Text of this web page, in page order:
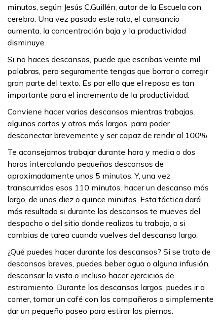
minutos, según Jesús C.Guillén, autor de la Escuela con
cerebro. Una vez pasado este rato, el cansancio
aumenta, la concentración baja y la productividad
disminuye.
Si no haces descansos, puede que escribas veinte mil
palabras, pero seguramente tengas que borrar o corregir
gran parte del texto. Es por ello que el reposo es tan
importante para el incremento de la productividad.
Conviene hacer varios descansos mientras trabajas,
algunos cortos y otros más largos, para poder
desconectar brevemente y ser capaz de rendir al 100%.
Te aconsejamos trabajar durante hora y media o dos
horas intercalando pequeños descansos de
aproximadamente unos 5 minutos. Y, una vez
transcurridos esos 110 minutos, hacer un descanso más
largo, de unos diez o quince minutos. Esta táctica dará
más resultado si durante los descansos te mueves del
despacho o del sitio donde realizas tu trabajo, o si
cambias de tarea cuando vuelves del descanso largo.
¿Qué puedes hacer durante los descansos? Si se trata de
descansos breves, puedes beber agua o alguna infusión,
descansar la vista o incluso hacer ejercicios de
estiramiento. Durante los descansos largos, puedes ir a
comer, tomar un café con los compañeros o simplemente
dar un pequeño paseo para estirar las piernas.